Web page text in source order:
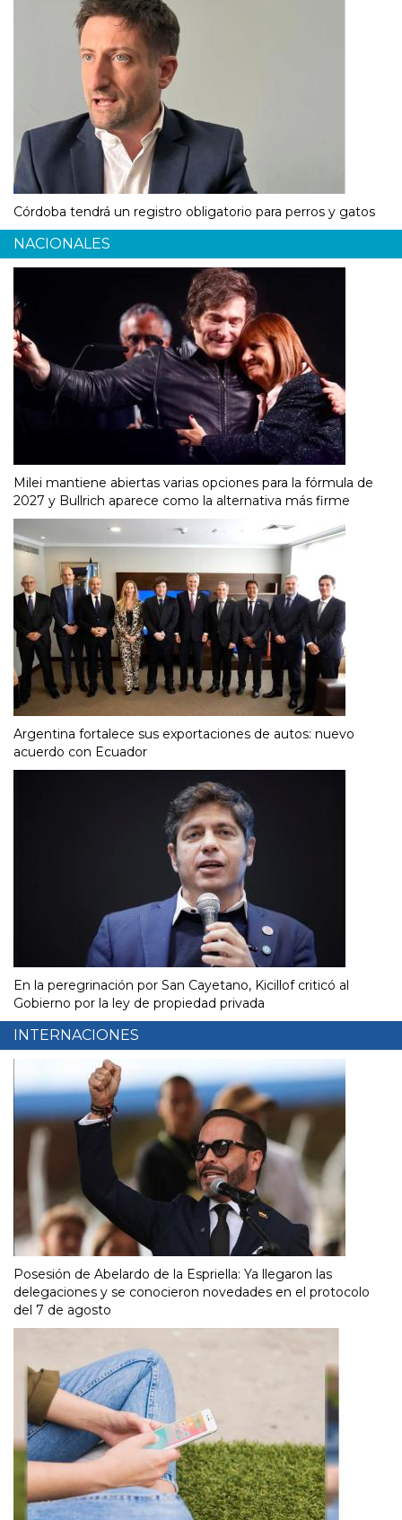
Córdoba tendrá un registro obligatorio para perros y gatos
NACIONALES
Milei mantiene abiertas varias opciones para la fórmula de
2027 y Bullrich aparece como la alternativa más firme
Argentina fortalece sus exportaciones de autos: nuevo
acuerdo con Ecuador
En la peregrinación por San Cayetano, Kicillof criticó al
Gobierno por la ley de propiedad privada
INTERNACIONES
Posesión de Abelardo de la Espriella: Ya llegaron las
delegaciones y se conocieron novedades en el protocolo
del 7 de agosto